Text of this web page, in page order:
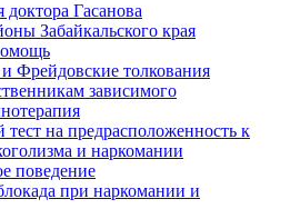
доктора Гасанова
Забайкальского края
Фрейдовские толкования
зависимого
тест на предрасположенность к
и наркомании
поведение
при наркомании и